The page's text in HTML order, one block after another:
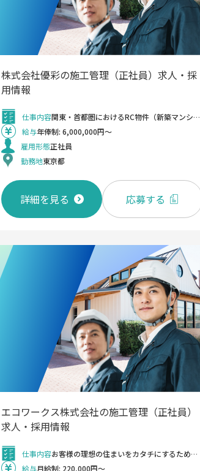
株式会社優彩の施工管理（正社員）求人・採
用情報
仕事内容
関東・首都圏におけるRC物件（新築マンション等）の施工管理を担当していただきます。 エリアは主に東京23区、川崎市、横浜市となります。現場での品質管理、工程管理、安全管理、原価管理などの業務を行っていただきます。 施工管理のご経験や、建築施工管理技士や建築士の資格を活かし、専門性の高い業務に携わることができます。 ＜変更の範囲＞ 当社業務全般
給与年俸制: 6,000,000円～
雇用形態正社員
勤務地東京都
詳細を見る 応募する
エコワークス株式会社の施工管理（正社員）
求人・採用情報
仕事内容
お客様の理想の住まいをカタチにするために、現場の品質・工程・安全・コストをトータルで管理する重要なポジションです。 着工から完成・引き渡しまで、すべての工程に一貫して関わることができる、やりがいのある仕事です。 ＝具体的な業務＝ ・人員、工法、機材、資材など、施工手段の選定 ・品質、工程、原価、管理、安全に関する管理業務 ・工程に応じた施工計画の立案 ・協力会社や業者への発注業務 ・営業・設計・インテリアコーディネーターと連携し、お客様とのLINEでのやり取り ※iPhone、iPad、PC支給。LINEも会社アカウント付与。 ＝DX推進＝ ・リモート現場確認ツール「Log Meet」導入 ・施工管理アプリ「現場Plus」活用で業務効率化 ・図面は完全データ化、iPad上で確認・共有 ・360度カメラでの現場記録・報告が可能 ＝1日の勤務スケジュール例＝ 09:00 出勤・朝礼（当日の進捗共有） 10:00 現場移動・施工管理 12:00 昼食 13:00 現場調査・確認 16:00 発注業務・社内打ち合わせ 18:00 退勤 ＝紹介動画＝ ①エコワークスの住まいづくりのこだわり （天然乾燥木材で家を作る理由） https://youtu.be/K7HD1yPPQCw ②エコワークスのSDGsへの取組 （環境省で紹介された動画です） https://youtu.be/8FBgkq_J76I ③エコワークスの会社紹介 （学卒向け動画ですがご参考まで） https://youtu.be/ZwGMFjfn5CU ④脱炭素社会に住宅不動産業界として向き合うには ★追加 （CSV経営に関するインタビュー動画です） https://www.youtube.com/watch?v=4O6GIWGec_M ⑤モデルハウスルームツアー （福岡市西区にあるモデルハウスです） https://youtu.be/Z4z5H2JvY7g ⑥2022年4月断熱等級の改正 （断熱等級改正に関する解説動画です） https://youtu.be/Y47TMUyggc4 ⑦床下エアコンの家を高性能サーモカメラで検証 （断熱性に関する検証動画です） https://youtu.be/VBwurdOQj_g
給与月給制: 220,000円～